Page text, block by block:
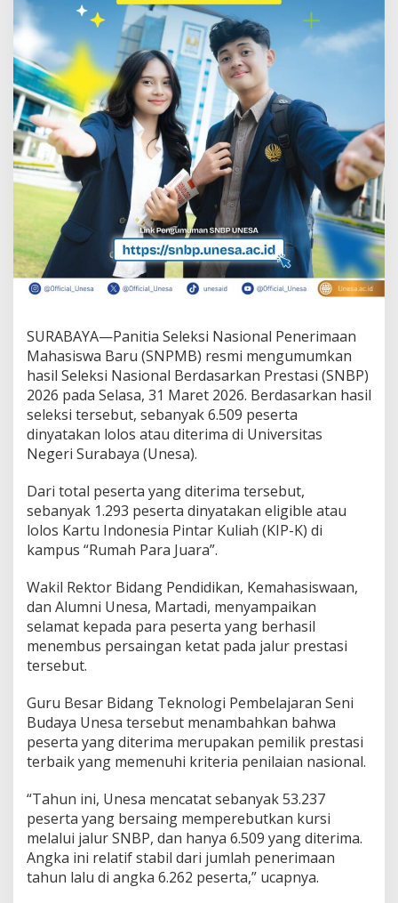
a
n
6
.
5
0
9
M
a
h
a
s
i
s
w
a
B
a
,
1
.
2
9
3
P
e
n
r
m
a
K
P
K
l
i
SURABAYA—Panitia Seleksi Nasional Penerimaan
Mahasiswa Baru (SNPMB) resmi mengumumkan
hasil Seleksi Nasional Berdasarkan Prestasi (SNBP)
2026 pada Selasa, 31 Maret 2026. Berdasarkan hasil
seleksi tersebut, sebanyak 6.509 peserta
dinyatakan lolos atau diterima di Universitas
Negeri Surabaya (Unesa).
Dari total peserta yang diterima tersebut,
sebanyak 1.293 peserta dinyatakan eligible atau
lolos Kartu Indonesia Pintar Kuliah (KIP-K) di
kampus “Rumah Para Juara”.
Wakil Rektor Bidang Pendidikan, Kemahasiswaan,
dan Alumni Unesa, Martadi, menyampaikan
selamat kepada para peserta yang berhasil
menembus persaingan ketat pada jalur prestasi
tersebut.
Guru Besar Bidang Teknologi Pembelajaran Seni
Budaya Unesa tersebut menambahkan bahwa
peserta yang diterima merupakan pemilik prestasi
terbaik yang memenuhi kriteria penilaian nasional.
“Tahun ini, Unesa mencatat sebanyak 53.237
peserta yang bersaing memperebutkan kursi
melalui jalur SNBP, dan hanya 6.509 yang diterima.
Angka ini relatif stabil dari jumlah penerimaan
tahun lalu di angka 6.262 peserta,” ucapnya.